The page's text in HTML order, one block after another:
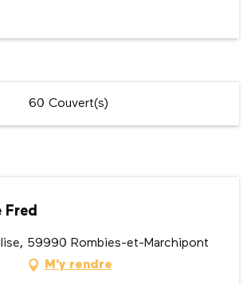
60 Couvert(s)
Fred
59990 Rombies-et-Marchipont
M'y rendre